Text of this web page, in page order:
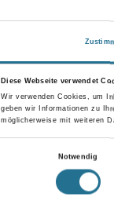
Diese Webseite verwendet
Wir verwenden Cookies, um
geben wir Informationen zu
möglicherweise mit weiteren
Notwendig